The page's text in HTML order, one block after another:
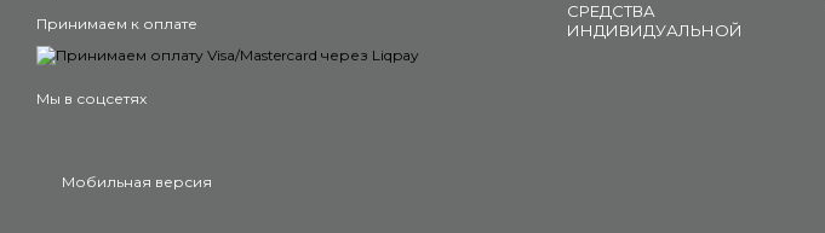
Принимаем к оплате
Мы в соцсетях
Мобильная версия
СРЕДСТВА
ИНДИВИДУАЛЬНОЙ